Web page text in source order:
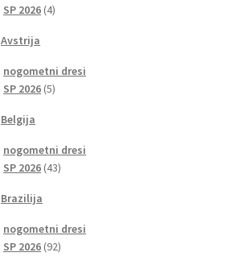
SP 2026 44
Avstrija
nogometni dresi
SP 2026 55
Belgija
nogometni dresi
SP 2026 4343
Brazilija
nogometni dresi
SP 2026 9292